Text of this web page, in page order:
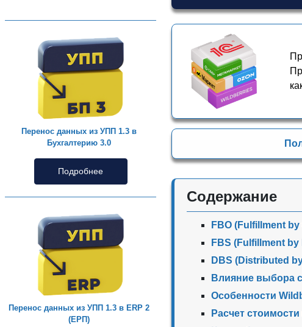
Перенос данных из УПП 1.3 в
Бухгалтерию 3.0
Подробнее
Перенос данных из УПП 1.3 в ERP 2
(ЕРП)
Содержание
FBO (Fulfillment by
FBS (Fulfillment by
DBS (Distributed
Влияние выбора
Особенности
Расчет